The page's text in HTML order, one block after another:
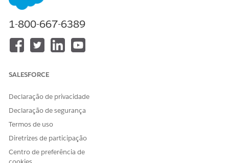
Estenda a plataforma Salesforce para engajar os usuários
que buscam concessões e gerenciar todo o ciclo de vida
da concessão com o Grantmaking.
Ative o Grantmaking em sua organização do Salesforce, dê
configure recursos adicionais, como seu site do
Experience Cloud, planos de ação e automação.
ESTE ARTIGO RESOLVEU SEU PROBLEMA?
1-800-667-6389
SALESFORCE
Declaração de privacidade
Declaração de segurança
Termos de uso
Diretrizes de participação
Centro de preferência de